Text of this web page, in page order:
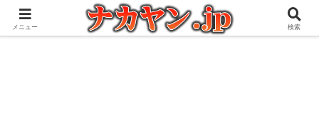
アウトドアとガジェット好きな管理人の愉快な日々を綴るブログ
メニュー 検索